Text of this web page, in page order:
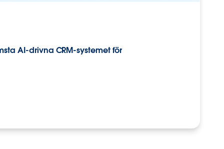
AI-drivna CRM-systemet för